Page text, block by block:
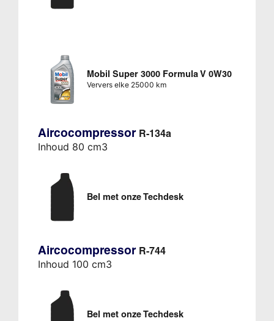
Mobil Super 3000 Formula V 0W30
Ververs elke 25000 km
Aircocompressor R-134a
Inhoud 80 cm3
Bel met onze Techdesk
Aircocompressor R-744
Inhoud 100 cm3
Bel met onze Techdesk